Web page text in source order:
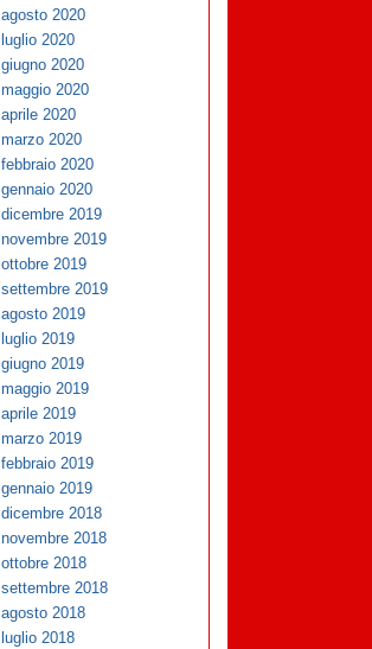
agosto 2020
luglio 2020
giugno 2020
maggio 2020
aprile 2020
marzo 2020
febbraio 2020
gennaio 2020
dicembre 2019
novembre 2019
ottobre 2019
settembre 2019
agosto 2019
luglio 2019
giugno 2019
maggio 2019
aprile 2019
marzo 2019
febbraio 2019
gennaio 2019
dicembre 2018
novembre 2018
ottobre 2018
settembre 2018
agosto 2018
luglio 2018